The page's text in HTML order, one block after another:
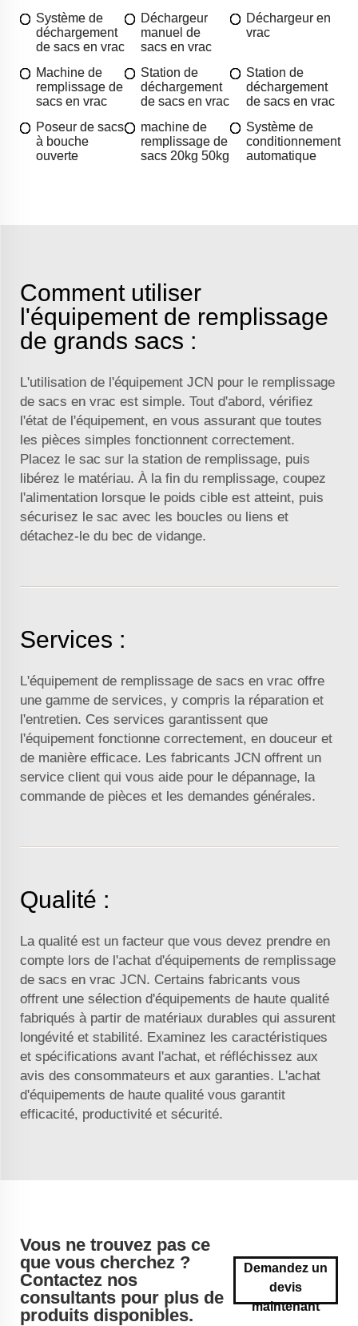
Système de
déchargement
de sacs en vrac
Déchargeur
manuel de
sacs en vrac
Déchargeur en
vrac
Machine de
remplissage de
sacs en vrac
Station de
déchargement
de sacs en vrac
Station de
déchargement
de sacs en vrac
Poseur de sacs
à bouche
ouverte
machine de
remplissage de
sacs 20kg 50kg
Système de
conditionnement
automatique
Comment utiliser
l'équipement de remplissage
de grands sacs :
L'utilisation de l'équipement JCN pour le remplissage
de sacs en vrac est simple. Tout d'abord, vérifiez
l'état de l'équipement, en vous assurant que toutes
les pièces simples fonctionnent correctement.
Placez le sac sur la station de remplissage, puis
libérez le matériau. À la fin du remplissage, coupez
l'alimentation lorsque le poids cible est atteint, puis
sécurisez le sac avec les boucles ou liens et
détachez-le du bec de vidange.
Services :
L'équipement de remplissage de sacs en vrac offre
une gamme de services, y compris la réparation et
l'entretien. Ces services garantissent que
l'équipement fonctionne correctement, en douceur et
de manière efficace. Les fabricants JCN offrent un
service client qui vous aide pour le dépannage, la
commande de pièces et les demandes générales.
Qualité :
La qualité est un facteur que vous devez prendre en
compte lors de l'achat d'équipements de remplissage
de sacs en vrac JCN. Certains fabricants vous
offrent une sélection d'équipements de haute qualité
fabriqués à partir de matériaux durables qui assurent
longévité et stabilité. Examinez les caractéristiques
et spécifications avant l'achat, et réfléchissez aux
avis des consommateurs et aux garanties. L'achat
d'équipements de haute qualité vous garantit
efficacité, productivité et sécurité.
Vous ne trouvez pas ce
que vous cherchez ?
Contactez nos
consultants pour plus de
produits disponibles.
Demandez un
devis
maintenant